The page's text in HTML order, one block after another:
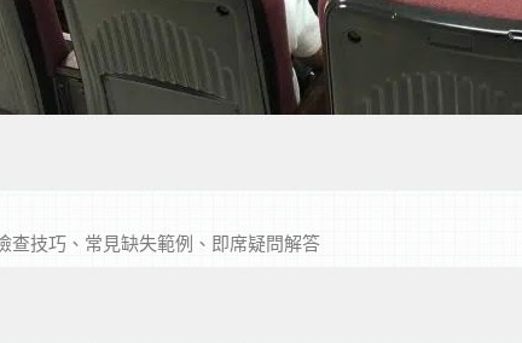
查技巧、常見缺失範例、即席疑問解答